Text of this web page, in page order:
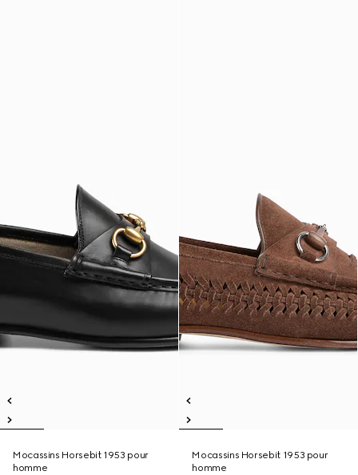
Mocassins Horsebit 1953 pour
homme
Mocassins Horsebit 1953 pour
homme